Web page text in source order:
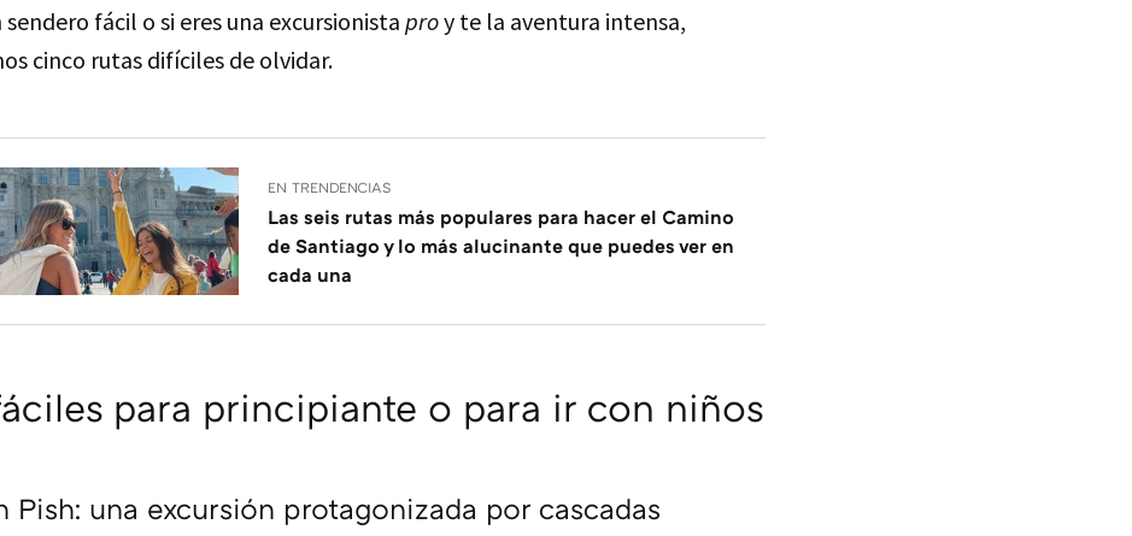
sendero fácil o si eres una excursionista proy te la aventura intensa,
cinco rutas difíciles de olvidar.
EN TRENDENCIAS
Las seis rutas más populares para hacer el Camino
de Santiago y lo más alucinante que puedes ver en
cada una
para principiante o para ir con niños
Pish: una excursión protagonizada por cascadas